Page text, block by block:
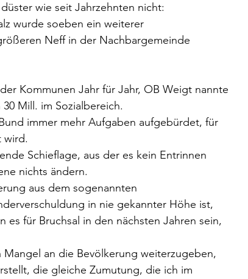
wie seit Jahrzehnten nicht:
wurde soeben ein weiterer
Neff in der Nachbargemeinde
Kommunen Jahr für Jahr, OB Weigt nannte
Mill. im Sozialbereich.
immer mehr Aufgaben aufgebürdet, für
wird.
Schieflage, aus der es kein Entrinnen
nichts ändern.
aus dem sogenannten
in nie gekannter Höhe ist,
es für Bruchsal in den nächsten Jahren sein,
an die Bevölkerung weiterzugeben,
die gleiche Zumutung, die ich im